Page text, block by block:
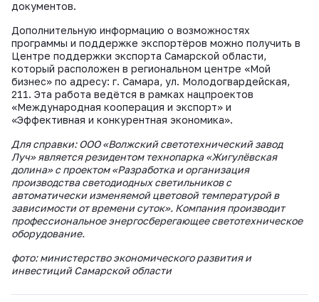
документов.
Дополнительную информацию о возможностях
программы и поддержке экспортёров можно получить в
Центре поддержки экспорта Самарской области,
который расположен в региональном центре «Мой
бизнес» по адресу: г. Самара, ул. Молодогвардейская,
211. Эта работа ведётся в рамках нацпроектов
«Международная кооперация и экспорт» и
«Эффективная и конкурентная экономика».
Для справки:ООО «Волжский светотехнический завод
Луч» является резидентом технопарка «Жигулёвская
долина» с проектом «Разработка и организация
производства светодиодных светильников с
автоматически изменяемой цветовой температурой в
зависимости от времени суток». Компания производит
профессиональное энергосберегающее светотехническое
оборудование.
фото: министерство экономического развития и
инвестиций Самарской области